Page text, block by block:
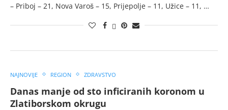
– Priboj – 21, Nova Varoš – 15, Prijepolje – 11, Užice – 11, …
NAJNOVIJE REGION ZDRAVSTVO
Danas manje od sto inficiranih koronom u
Zlatiborskom okrugu